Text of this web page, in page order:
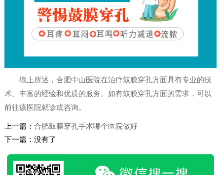
综上所述，合肥中山医院在治疗鼓膜穿孔方面具有专业的技
术、丰富的经验和优质的服务。如有鼓膜穿孔方面的需求，可以
前往该医院就诊或咨询。
上一篇： 合肥鼓膜穿孔手术哪个医院做好
下一篇：没有了